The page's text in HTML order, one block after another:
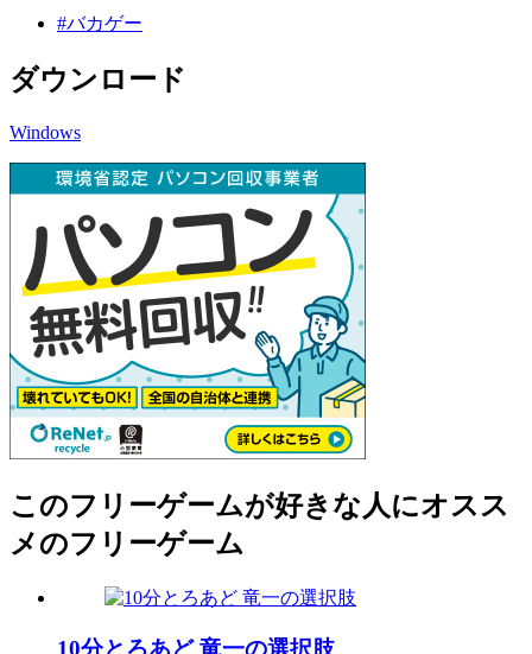
#バカゲー
ダウンロード
Windows
このフリーゲームが好きな人にオスス
メのフリーゲーム
10分とろあど 竜一の選択肢